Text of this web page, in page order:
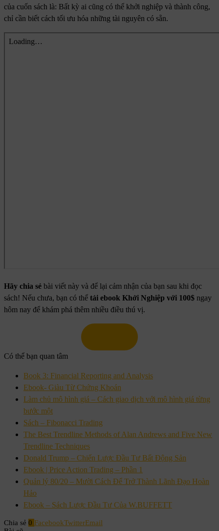
của cuốn sách là: Bất kỳ ai cũng có thể khởi nghiệp và thành công,
chỉ cần biết cách tối ưu hóa những tài nguyên có sẵn.
Hãy chia sẻ bài viết này và để lại cảm nhận của bạn sau khi đọc
sách! Nếu chưa, bạn có thể tải ebook Khởi Nghiệp với 100$ ngay
hôm nay để khám phá thêm nhiều điều thú vị.
Có thể bạn quan tâm
Book 3: Financial Reporting and Analysis
Ebook- Giàu Từ Chứng Khoán
Làm chủ mô hình giá – Cách giao dịch với mô hình giá từng
bước một
Sách – Fibonacci Trading
The Best Trendline Methods of Alan Andrews and Five New
Trendline Techniques
Donald Trump – Chiến Lược Đầu Tư Bất Động Sản
Ebook | Price Action Trading – Phần 1
Quản lý 80/20 – Mười Cách Để Trở Thành Lãnh Đạo Hoàn
Hảo
Ebook – Sách Lược Đầu Tư Của W.BUFFETT
Chia sẻ 0 FacebookTwitterEmail